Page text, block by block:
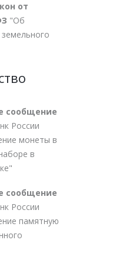
от
"Об
сообщение
России
монеты в
в
сообщение
России
памятную